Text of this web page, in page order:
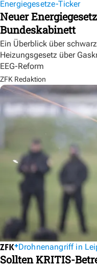
Energiegesetze-Ticker
Neuer
Bundeskabinett
Ein Überblick über
Heizungsgesetz über
EEG-Reform
ZFK Redaktion
Drohnenangriff in
Sollten KRITIS-